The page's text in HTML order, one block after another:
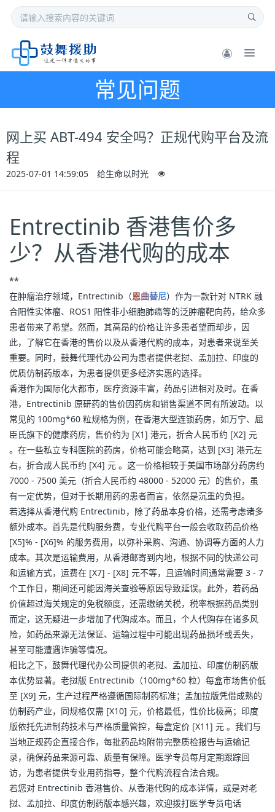
常见问题
网上买 ABT-494 安全吗？正规代购平台及流
程
2025-07-01 14:59:05 给生命以时光
Entrectinib 香港售价多
少？从香港代购的成本
**
在肿瘤治疗领域，Entrectinib（恩曲替尼）作为一款针对 NTRK 融
合阳性实体瘤、ROS1 阳性非小细胞肺癌等的泛肿瘤靶向药，给众多
患者带来了希望。然而，其高昂的价格让许多患者望而却步，因
此，了解它在香港的售价以及从香港代购的成本，对患者来说至关
重要。同时，鼓舞代理代办公司为患者提供老挝、孟加拉、印度的
优质仿制药版本，为患者提供更多经济实惠的选择。
香港作为国际化大都市，医疗资源丰富，药品引进相对及时。在香
港，Entrectinib 原研药的售价因药房和销售渠道不同有所波动。以
常见的 100mg*60 粒规格为例，在香港大型连锁药房，如万宁、屈
臣氏旗下的健康药房，售价约为 [X1] 港元，折合人民币约 [X2] 元
。在一些私立专科医院的药房，价格可能会略高，达到 [X3] 港元左
右，折合成人民币约 [X4] 元 。这一价格相较于美国市场部分药房约
7000 - 7500 美元（折合人民币约 48000 - 52000 元）的售价，虽
有一定优势，但对于长期用药的患者而言，依然是沉重的负担。
若选择从香港代购 Entrectinib，除了药品本身价格，还需考虑诸多
额外成本。首先是代购服务费，专业代购平台一般会收取药品价格
[X5]% - [X6]% 的服务费用，以弥补采购、沟通、协调等方面的人力
成本。其次是运输费用，从香港邮寄到内地，根据不同的快递公司
和运输方式，运费在 [X7] - [X8] 元不等，且运输时间通常需要 3 - 7
个工作日，期间还可能因海关查验等原因导致延误。此外，若药品
价值超过海关规定的免税额度，还需缴纳关税，税率根据药品类别
而定，这无疑进一步增加了代购成本。而且，个人代购存在诸多风
险，如药品来源无法保证、运输过程中可能出现药品损坏或丢失，
甚至可能遭遇诈骗等情况。
相比之下，鼓舞代理代办公司提供的老挝、孟加拉、印度仿制药版
本优势显著。老挝版 Entrectinib（100mg*60 粒）每盒市场售价低
至 [X9] 元，生产过程严格遵循国际制药标准；孟加拉版凭借成熟的
仿制药产业，同规格仅需 [X10] 元，价格最低，性价比极高；印度
版依托先进制药技术与严格质量管控，每盒定价 [X11] 元 。我们与
当地正规药企直接合作，每批药品均附带完整质检报告与运输记
录，确保药品来源可靠、质量有保障。医学专员每月定期跟踪回
访，为患者提供专业用药指导，整个代购流程合法合规。
若您对 Entrectinib 香港售价、从香港代购的成本详情，或是对老
挝、孟加拉、印度仿制药版本感兴趣，欢迎拨打医学专员电话